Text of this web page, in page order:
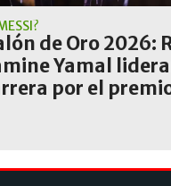
de Oro 2026:
Yamal
por el